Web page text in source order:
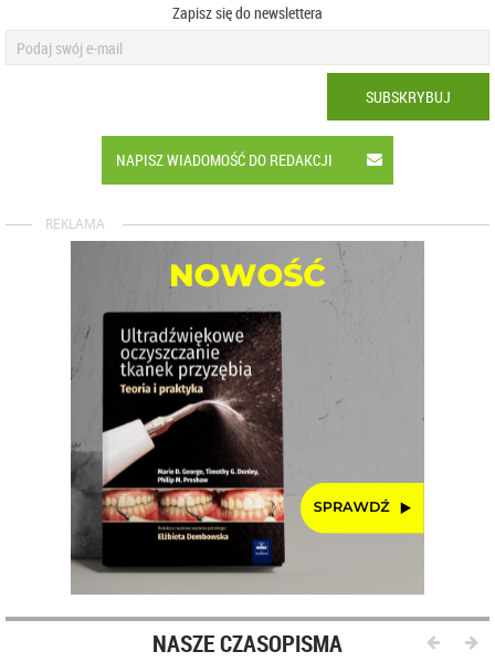
Zapisz się do newslettera
SUBSKRYBUJ
NAPISZ WIADOMOŚĆ DO REDAKCJI
REKLAMA
NASZE CZASOPISMA